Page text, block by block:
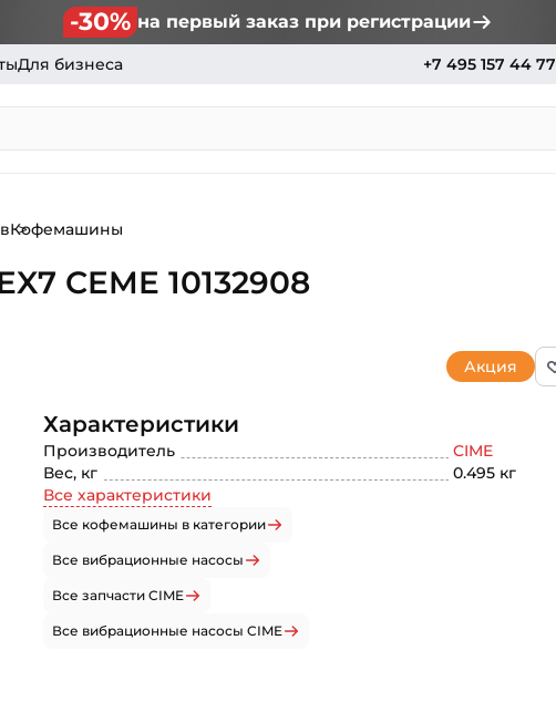
-30% на первый заказ при регистрации
Для бизнеса +7 495 157 44 77
Кофемашины
CEME 10132908
Акция
Характеристики
Производитель
CIME
Вес, кг
0.495 кг
Все характеристики
Все кофемашины в категории
Все вибрационные насосы
Все запчасти CIME
Все вибрационные насосы CIME